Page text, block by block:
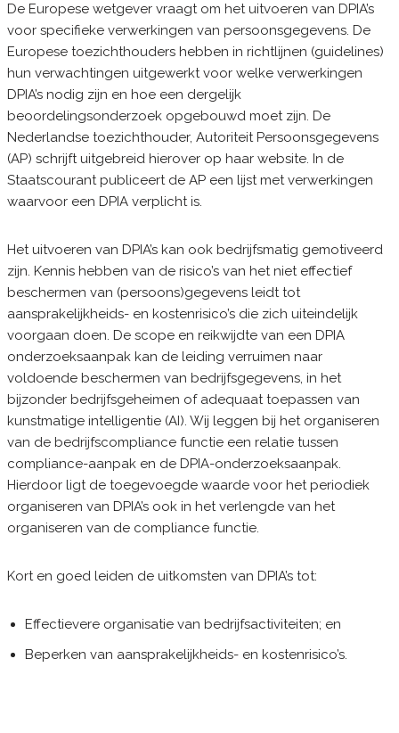
De Europese wetgever vraagt om het uitvoeren van DPIA’s
voor specifieke verwerkingen van persoonsgegevens. De
Europese toezichthouders hebben in richtlijnen (guidelines)
hun verwachtingen uitgewerkt voor welke verwerkingen
DPIA’s nodig zijn en hoe een dergelijk
beoordelingsonderzoek opgebouwd moet zijn. De
Nederlandse toezichthouder, Autoriteit Persoonsgegevens
(AP) schrijft uitgebreid hierover op haar website. In de
Staatscourant publiceert de AP een lijst met verwerkingen
waarvoor een DPIA verplicht is.
Het uitvoeren van DPIA’s kan ook bedrijfsmatig gemotiveerd
zijn. Kennis hebben van de risico’s van het niet effectief
beschermen van (persoons)gegevens leidt tot
aansprakelijkheids- en kostenrisico’s die zich uiteindelijk
voorgaan doen. De scope en reikwijdte van een DPIA
onderzoeksaanpak kan de leiding verruimen naar
voldoende beschermen van bedrijfsgegevens, in het
bijzonder bedrijfsgeheimen of adequaat toepassen van
kunstmatige intelligentie (AI). Wij leggen bij het organiseren
van de bedrijfscompliance functie een relatie tussen
compliance-aanpak en de DPIA-onderzoeksaanpak.
Hierdoor ligt de toegevoegde waarde voor het periodiek
organiseren van DPIA’s ook in het verlengde van het
organiseren van de compliance functie.
Kort en goed leiden de uitkomsten van DPIA’s tot:
Effectievere organisatie van bedrijfsactiviteiten; en
Beperken van aansprakelijkheids- en kostenrisico’s.